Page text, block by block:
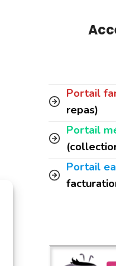
Portail
repas)
Portail
Portail